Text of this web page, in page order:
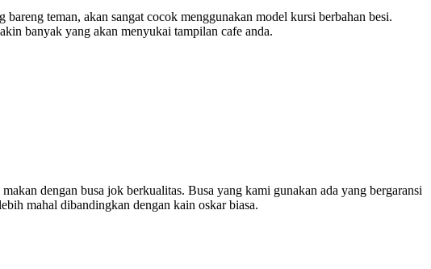
teman, akan sangat cocok menggunakan model kursi berbahan besi.
banyak yang akan menyukai tampilan cafe anda.
dengan busa jok berkualitas. Busa yang kami gunakan ada yang bergaransi
mahal dibandingkan dengan kain oskar biasa.